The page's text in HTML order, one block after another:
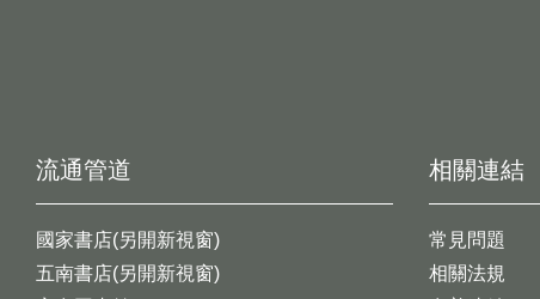
流通管道
國家書店(另開新視窗)
五南書店(另開新視窗)
相關連結
常見問題
相關法規